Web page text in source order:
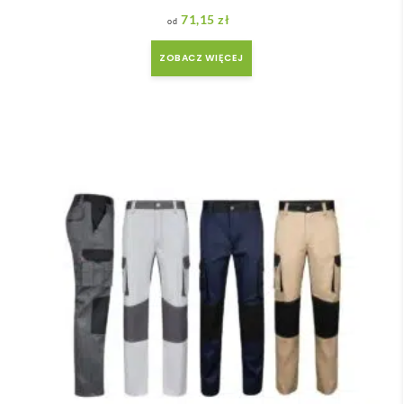
71,15zł
ZOBACZ WIĘCEJ